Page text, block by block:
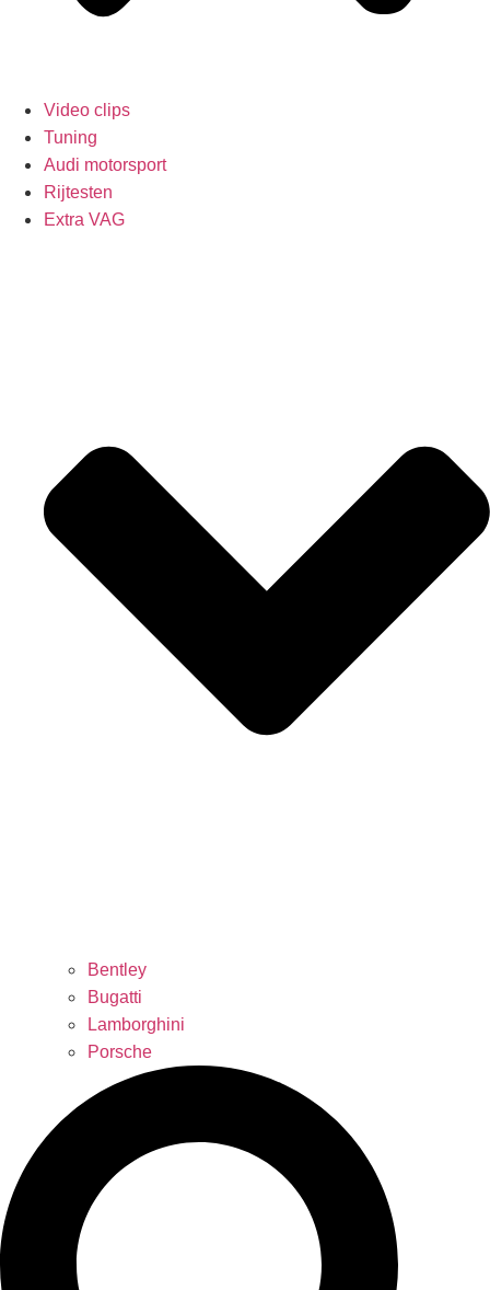
Video clips
Tuning
Audi motorsport
Rijtesten
Extra VAG
Bentley
Bugatti
Lamborghini
Porsche